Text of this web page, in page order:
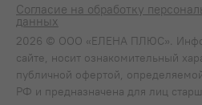
Согласие на обработку
данных
2026 © ООО «ЕЛЕНА ПЛЮС».
сайте, носит ознакомительный
публичной офертой,
РФ и предназначена для лиц